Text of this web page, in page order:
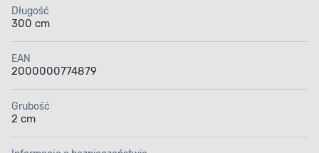
Długość
300 cm
EAN
2000000774879
Grubość
2 cm